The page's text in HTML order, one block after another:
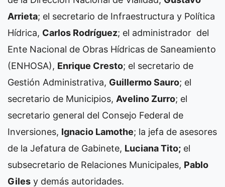
Arrieta; el secretario de Infraestructura y Política
Hídrica, Carlos Rodríguez; el administrador del
Ente Nacional de Obras Hídricas de Saneamiento
(ENHOSA), Enrique Cresto; el secretario de
Gestión Administrativa, Guillermo Sauro; el
secretario de Municipios, Avelino Zurro; el
secretario general del Consejo Federal de
Inversiones, Ignacio Lamothe; la jefa de asesores
de la Jefatura de Gabinete, Luciana Tito; el
subsecretario de Relaciones Municipales, Pablo
Giles y demás autoridades.